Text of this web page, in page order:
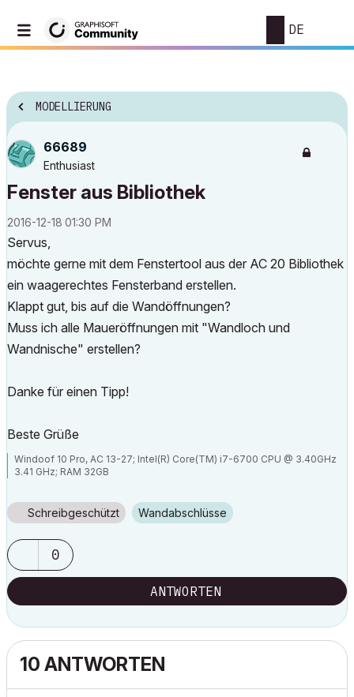
DE
MODELLIERUNG
66689
Enthusiast
Fenster aus Bibliothek
‎2016-12-18 01:30 PM
Servus,
möchte gerne mit dem Fenstertool aus der AC 20 Bibliothek
ein waagerechtes Fensterband erstellen.
Klappt gut, bis auf die Wandöffnungen?
Muss ich alle Maueröffnungen mit "Wandloch und
Wandnische" erstellen?
Danke für einen Tipp!
Beste Grüße
Windoof 10 Pro, AC 13-27; Intel(R) Core(TM) i7-6700 CPU @ 3.40GHz
3.41 GHz; RAM 32GB
Schreibgeschützt Wandabschlüsse
0
ANTWORTEN
10 ANTWORTEN